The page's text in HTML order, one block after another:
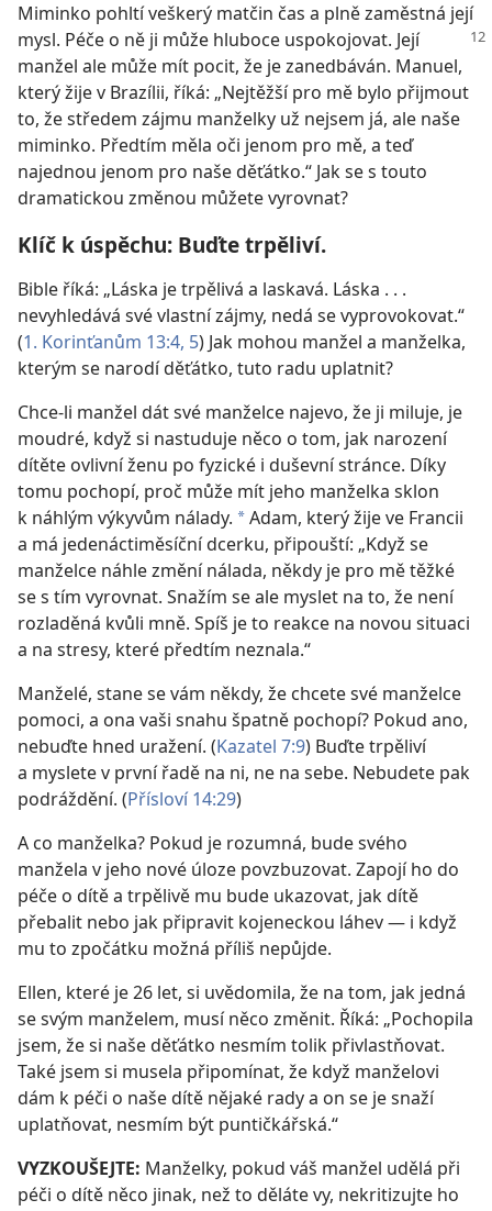
Miminko pohltí veškerý matčin čas a plně zaměstná její
mysl. Péče o ně ji může hluboce uspokojovat. Její
manžel ale může mít pocit, že je zanedbáván. Manuel,
který žije v Brazílii, říká: „Nejtěžší pro mě bylo přijmout
to, že středem zájmu manželky už nejsem já, ale naše
miminko. Předtím měla oči jenom pro mě, a teď
najednou jenom pro naše děťátko.“ Jak se s touto
dramatickou změnou můžete vyrovnat?
Klíč k úspěchu: Buďte trpěliví.
Bible říká: „Láska je trpělivá a laskavá. Láska . . .
nevyhledává své vlastní zájmy, nedá se vyprovokovat.“
(1. Korinťanům 13:4, 5) Jak mohou manžel a manželka,
kterým se narodí děťátko, tuto radu uplatnit?
Chce-li manžel dát své manželce najevo, že ji miluje, je
moudré, když si nastuduje něco o tom, jak narození
dítěte ovlivní ženu po fyzické i duševní stránce. Díky
tomu pochopí, proč může mít jeho manželka sklon
k náhlým výkyvům nálady. *Adam, který žije ve Francii
a má jedenáctiměsíční dcerku, připouští: „Když se
manželce náhle změní nálada, někdy je pro mě těžké
se s tím vyrovnat. Snažím se ale myslet na to, že není
rozladěná kvůli mně. Spíš je to reakce na novou situaci
a na stresy, které předtím neznala.“
Manželé, stane se vám někdy, že chcete své manželce
pomoci, a ona vaši snahu špatně pochopí? Pokud ano,
nebuďte hned uražení. (Kazatel 7:9) Buďte trpěliví
a myslete v první řadě na ni, ne na sebe. Nebudete pak
podráždění. (Přísloví 14:29)
A co manželka? Pokud je rozumná, bude svého
manžela v jeho nové úloze povzbuzovat. Zapojí ho do
péče o dítě a trpělivě mu bude ukazovat, jak dítě
přebalit nebo jak připravit kojeneckou láhev — i když
mu to zpočátku možná příliš nepůjde.
Ellen, které je 26 let, si uvědomila, že na tom, jak jedná
se svým manželem, musí něco změnit. Říká: „Pochopila
jsem, že si naše děťátko nesmím tolik přivlastňovat.
Také jsem si musela připomínat, že když manželovi
dám k péči o naše dítě nějaké rady a on se je snaží
uplatňovat, nesmím být puntičkářská.“
VYZKOUŠEJTE: Manželky, pokud váš manžel udělá při
péči o dítě něco jinak, než to děláte vy, nekritizujte ho